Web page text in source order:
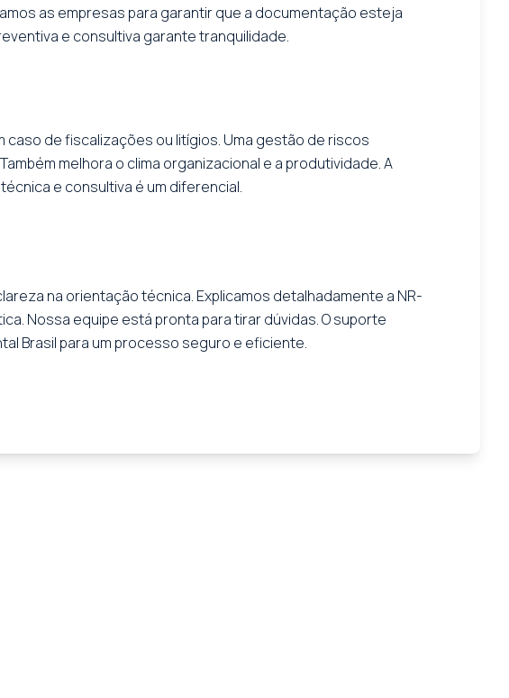
as empresas para garantir que a documentação esteja
e consultiva garante tranquilidade.
caso de fiscalizações ou litígios. Uma gestão de riscos
melhora o clima organizacional e a produtividade. A
e consultiva é um diferencial.
na orientação técnica. Explicamos detalhadamente a NR-
Nossa equipe está pronta para tirar dúvidas. O suporte
Brasil para um processo seguro e eficiente.